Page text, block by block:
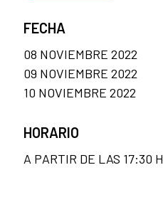
FECHA
08 NOVIEMBRE 2022
09 NOVIEMBRE 2022
10 NOVIEMBRE 2022
HORARIO
A PARTIR DE LAS 17:30 H